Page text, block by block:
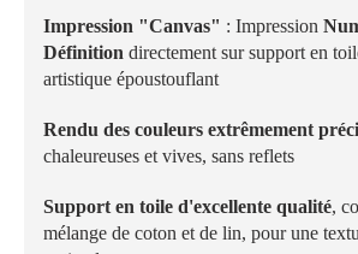
Impression "Canvas" : Impression
Définition directement sur support en
artistique époustouflant
Rendu des couleurs extrêmement
chaleureuses et vives, sans reflets
Support en toile d'excellente qualité,
mélange de coton et de lin, pour une